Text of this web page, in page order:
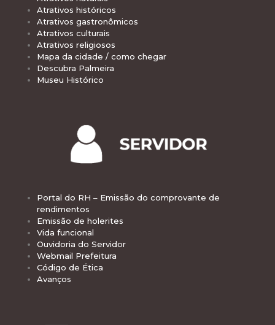
Atrativos históricos
Atrativos gastronômicos
Atrativos culturais
Atrativos religiosos
Mapa da cidade / como chegar
Descubra Palmeira
Museu Histórico
Portal do RH – Emissão do comprovante de
rendimentos
Emissão de holerites
Vida funcional
Ouvidoria do Servidor
Webmail Prefeitura
Código de Ética
Avanços